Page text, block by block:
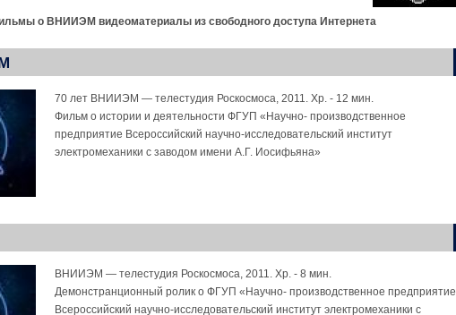
о ВНИИЭМ видеоматериалы из свободного доступа Интернета
70 лет ВНИИЭМ — телестудия Роскосмоса, 2011. Хр. - 12 мин.
Фильм о истории и деятельности ФГУП «Научно- производственное
предприятие Всероссийский научно-исследовательский институт
электромеханики с заводом имени А.Г. Иосифьяна»
ВНИИЭМ — телестудия Роскосмоса, 2011. Хр. - 8 мин.
Демонстранционный ролик о ФГУП «Научно- производственное предприятие
Всероссийский научно-исследовательский институт электромеханики с